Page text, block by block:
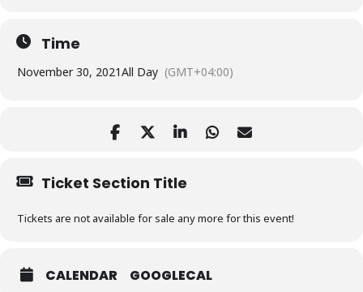
Time
November 30, 2021All Day (GMT+04:00)
Ticket Section Title
Tickets are not available for sale any more for this event!
CALENDAR GOOGLECAL